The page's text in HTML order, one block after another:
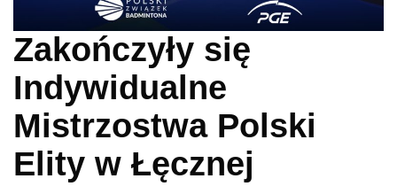
Zakończyły się
Indywidualne
Mistrzostwa Polski
Elity w Łęcznej